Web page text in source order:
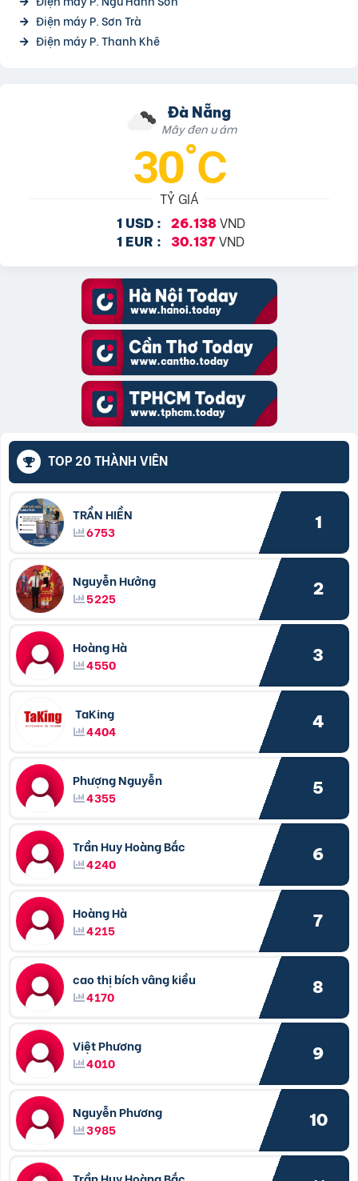
Điện máy P. Sơn Trà
Điện máy P. Thanh Khê
Đà Nẵng
Mây đen u ám
30°C
TỶ GIÁ
1 USD : 26.138VND
1 EUR : 30.137 VND
TOP 20 THÀNH VIÊN
TRẦN HIỀN
6753
1
Nguyễn Hưởng
5225
2
Hoàng Hà
4550
3
TaKing
4404
4
Phượng Nguyễn
4355
5
Trần Huy Hoàng Bắc
4240
6
Hoàng Hà
4215
7
cao thị bích vâng kiều
4170
8
Việt Phương
4010
9
Nguyễn Phương
3985
10